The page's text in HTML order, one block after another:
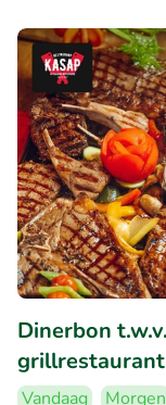
Dinerbon
Vandaag Morgen